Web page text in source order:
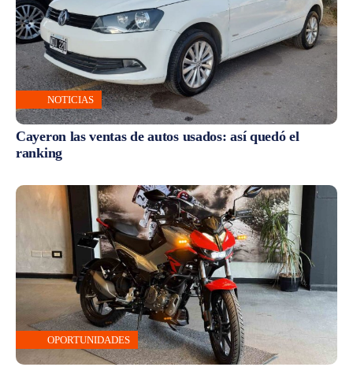
NOTICIAS
Cayeron las ventas de autos usados: así quedó el
ranking
OPORTUNIDADES